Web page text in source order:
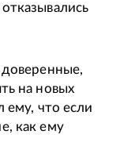
на новых
ему, что если
как ему